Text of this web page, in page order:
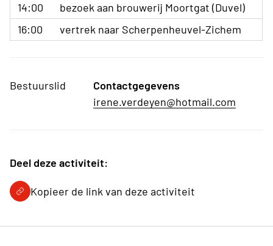
14:00
bezoek aan brouwerij Moortgat (Duvel)
16:00
vertrek naar Scherpenheuvel-Zichem
Bestuurslid
Contactgegevens
irene.verdeyen@hotmail.com
Deel deze activiteit:
Kopieer de link van deze activiteit